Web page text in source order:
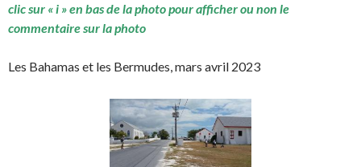
clic sur « i » en bas de la photo pour afficher ou non le
commentaire sur la photo
Les Bahamas et les Bermudes, mars avril 2023